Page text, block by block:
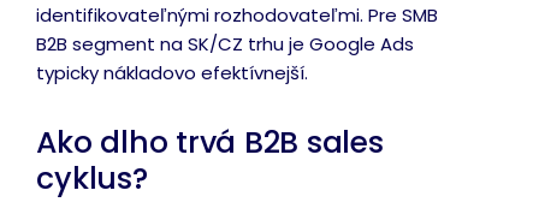
identifikovateľnými rozhodovateľmi. Pre SMB
B2B segment na SK/CZ trhu je Google Ads
typicky nákladovo efektívnejší.
Ako dlho trvá B2B sales
cyklus?